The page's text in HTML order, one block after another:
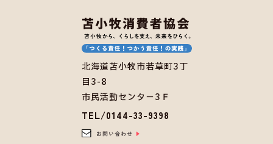
北海道苫小牧市若草町3丁
目3-8
市民活動センタ－3Ｆ
TEL/0144-33-9398